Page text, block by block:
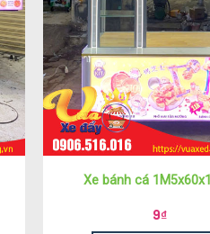
Xe bánh cá
9₫